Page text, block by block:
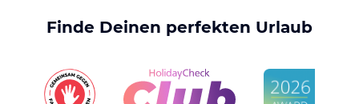
Finde Deinen perfekten Urlaub